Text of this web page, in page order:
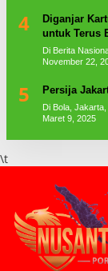
4
Diganjar
untuk Terus
Di Berita
November 22,
5 Persija
Di Bola,
Maret 9, 2025
\t